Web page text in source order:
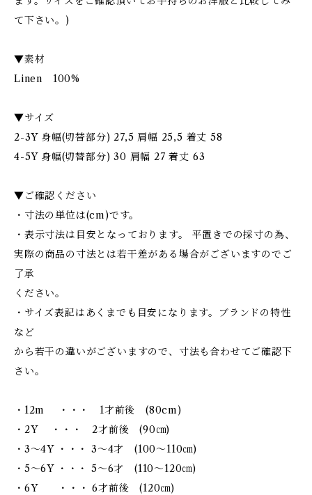
て下さい。)
▼素材
Linen 100%
▼サイズ
2-3Y 身幅(切替部分) 27,5 肩幅 25,5 着丈 58
4-5Y 身幅(切替部分) 30 肩幅 27 着丈 63
▼ご確認ください
・寸法の単位は(cm)です。
・表示寸法は目安となっております。 平置きでの採寸の為、
実際の商品の寸法とは若干差がある場合がございますのでご
了承
ください。
・サイズ表記はあくまでも目安になります。ブランドの特性
など
から若干の違いがございますので、寸法も合わせてご確認下
さい。
・12m ・・・ 1才前後 (80cm)
・2Y ・・・ 2才前後 (90㎝)
・3～4Y ・・・ 3～4才 (100～110㎝)
・5～6Y ・・・ 5～6才 (110～120㎝)
・6Y ・・・ 6才前後 (120㎝)